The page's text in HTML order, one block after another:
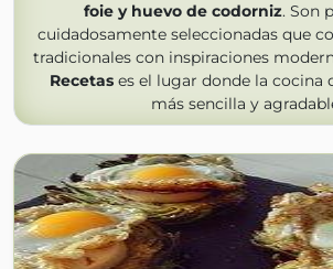
foie y huevo de codorniz. Son
cuidadosamente seleccionadas que
tradicionales con inspiraciones
Recetases el lugar donde la cocina
más sencilla y